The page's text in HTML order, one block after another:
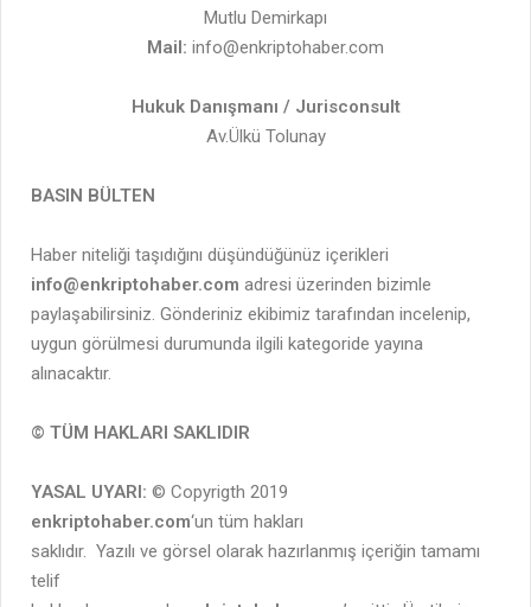
Mutlu Demirkapı
Mail: info@enkriptohaber.com
Hukuk Danışmanı / Jurisconsult
Av.Ülkü Tolunay
BASIN BÜLTEN
Haber niteliği taşıdığını düşündüğünüz içerikleri
info@enkriptohaber.com adresi üzerinden bizimle
paylaşabilirsiniz. Gönderiniz ekibimiz tarafından incelenip,
uygun görülmesi durumunda ilgili kategoride yayına
alınacaktır.
© TÜM HAKLARI SAKLIDIR
YASAL UYARI: © Copyrigth 2019
enkriptohaber.com‘un tüm hakları
saklıdır. Yazılı ve görsel olarak hazırlanmış içeriğin tamamı
telif